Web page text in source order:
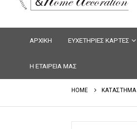
ΑΡΧΙΚΗ ΕΥΧΕΤΗΡΙΕΣ ΚΑΡΤΕΣ
Η ΕΤΑΙΡΕΙΑ ΜΑΣ
HOME ΚΑΤΑΣΤΗΜΑ